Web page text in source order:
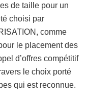
de taille pour un
choisi par
comme
le placement des
d’offres compétitif
le choix porté
qui est reconnue.